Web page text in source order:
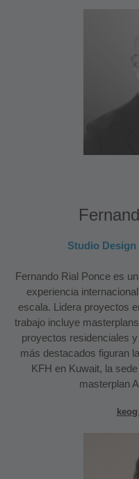
Studio
Fernando Rial Ponce es
experiencia
escala. Lidera proyectos
trabajo incluye
proyectos residenciales
más destacados figuran
KFH en Kuwait, la
masterplan